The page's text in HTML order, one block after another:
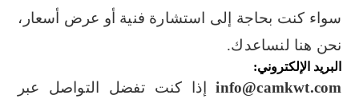
سواء كنت بحاجة إلى استشارة فنية أو عرض أسعار،
نحن هنا لنساعدك.
البريد الإلكتروني:
info@camkwt.comإذا كنت تفضل التواصل عبر